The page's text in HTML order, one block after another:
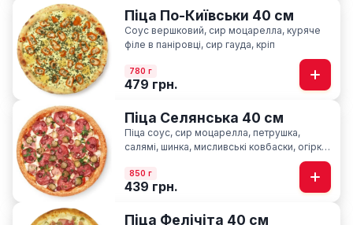
Піца По-Київськи 40 см
Соус вершковий, сир моцарелла, куряче
філе в паніровці, cир гауда, кріп
780 г
479 грн.
Піца Селянська 40 см
Піца соус, сир моцарелла, петрушка,
салямі, шинка, мисливські ковбаски, огірки
850 г
439 грн.
Піца Фелічіта 40 см